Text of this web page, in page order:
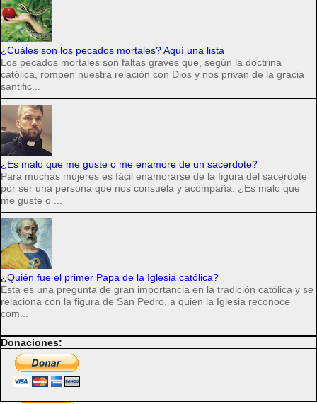
¿Cuáles son los pecados mortales? Aquí una lista
Los pecados mortales son faltas graves que, según la doctrina
católica, rompen nuestra relación con Dios y nos privan de la gracia
santific...
¿Es malo que me guste o me enamore de un sacerdote?
Para muchas mujeres es fácil enamorarse de la figura del sacerdote
por ser una persona que nos consuela y acompaña. ¿Es malo que
me guste o ...
¿Quién fue el primer Papa de la Iglesia católica?
Esta es una pregunta de gran importancia en la tradición católica y se
relaciona con la figura de San Pedro, a quien la Iglesia reconoce
com...
Donaciones: